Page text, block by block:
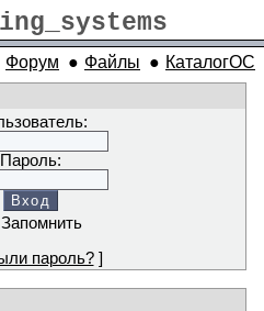
Форум ● Файлы ● КаталогОС
Пароль:
Запомнить
пароль?]